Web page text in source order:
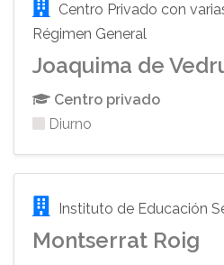
Centro Privado con
Régimen General
Joaquima de
Centro privado
Diurno
Instituto de Educación
Montserrat Roig